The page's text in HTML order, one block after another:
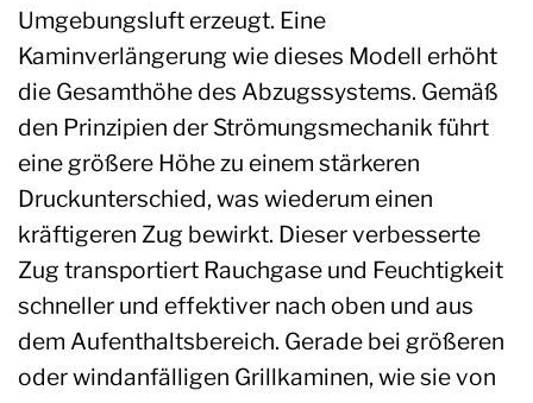
Umgebungsluft erzeugt. Eine
Kaminverlängerung wie dieses Modell erhöht
die Gesamthöhe des Abzugssystems. Gemäß
den Prinzipien der Strömungsmechanik führt
eine größere Höhe zu einem stärkeren
Druckunterschied, was wiederum einen
kräftigeren Zug bewirkt. Dieser verbesserte
Zug transportiert Rauchgase und Feuchtigkeit
schneller und effektiver nach oben und aus
dem Aufenthaltsbereich. Gerade bei größeren
oder windanfälligen Grillkaminen, wie sie von